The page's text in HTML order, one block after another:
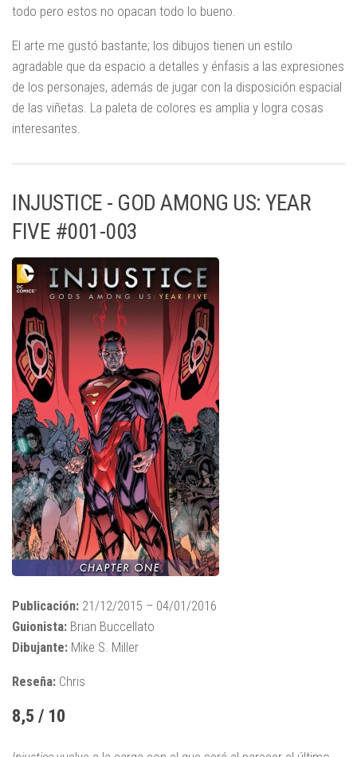
todo pero estos no opacan todo lo bueno.
El arte me gustó bastante; los dibujos tienen un estilo
agradable que da espacio a detalles y énfasis a las expresiones
de los personajes, además de jugar con la disposición espacial
de las viñetas. La paleta de colores es amplia y logra cosas
interesantes.
INJUSTICE - GOD AMONG US: YEAR
FIVE #001-003
Publicación: 21/12/2015 – 04/01/2016
Guionista: Brian Buccellato
Dibujante: Mike S. Miller
Reseña: Chris
8,5 / 10